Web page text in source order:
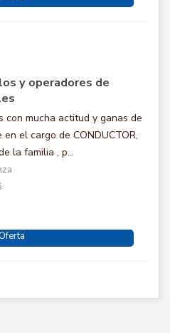
y operadores de
con mucha actitud y ganas de
el cargo de CONDUCTOR,
la familia , p...